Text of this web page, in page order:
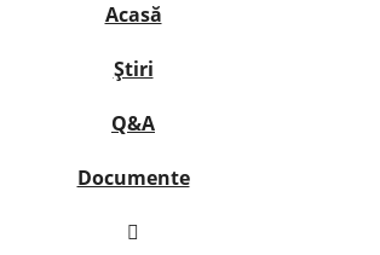
Acasă
Știri
Q&A
Documente